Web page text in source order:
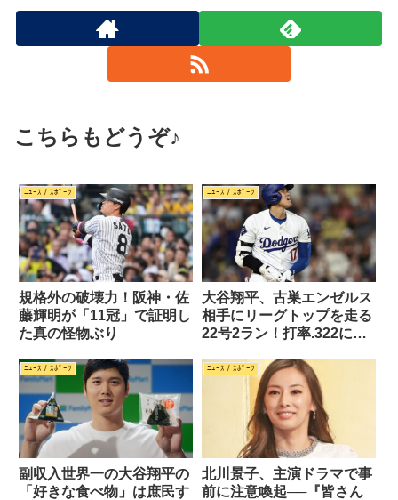
こちらもどうぞ♪
ﾆｭｰｽ / ｽﾎﾟｰﾂ
規格外の破壊力！阪神・佐
藤輝明が「11冠」で証明し
た真の怪物ぶり
ﾆｭｰｽ / ｽﾎﾟｰﾂ
大谷翔平、古巣エンゼルス
相手にリーグトップを走る
22号2ラン！打率.322に上
ﾆｭｰｽ / ｽﾎﾟｰﾂ
副収入世界一の大谷翔平の
「好きな食べ物」は庶民す
ﾆｭｰｽ / ｽﾎﾟｰﾂ
北川景子、主演ドラマで事
前に注意喚起──『皆さん